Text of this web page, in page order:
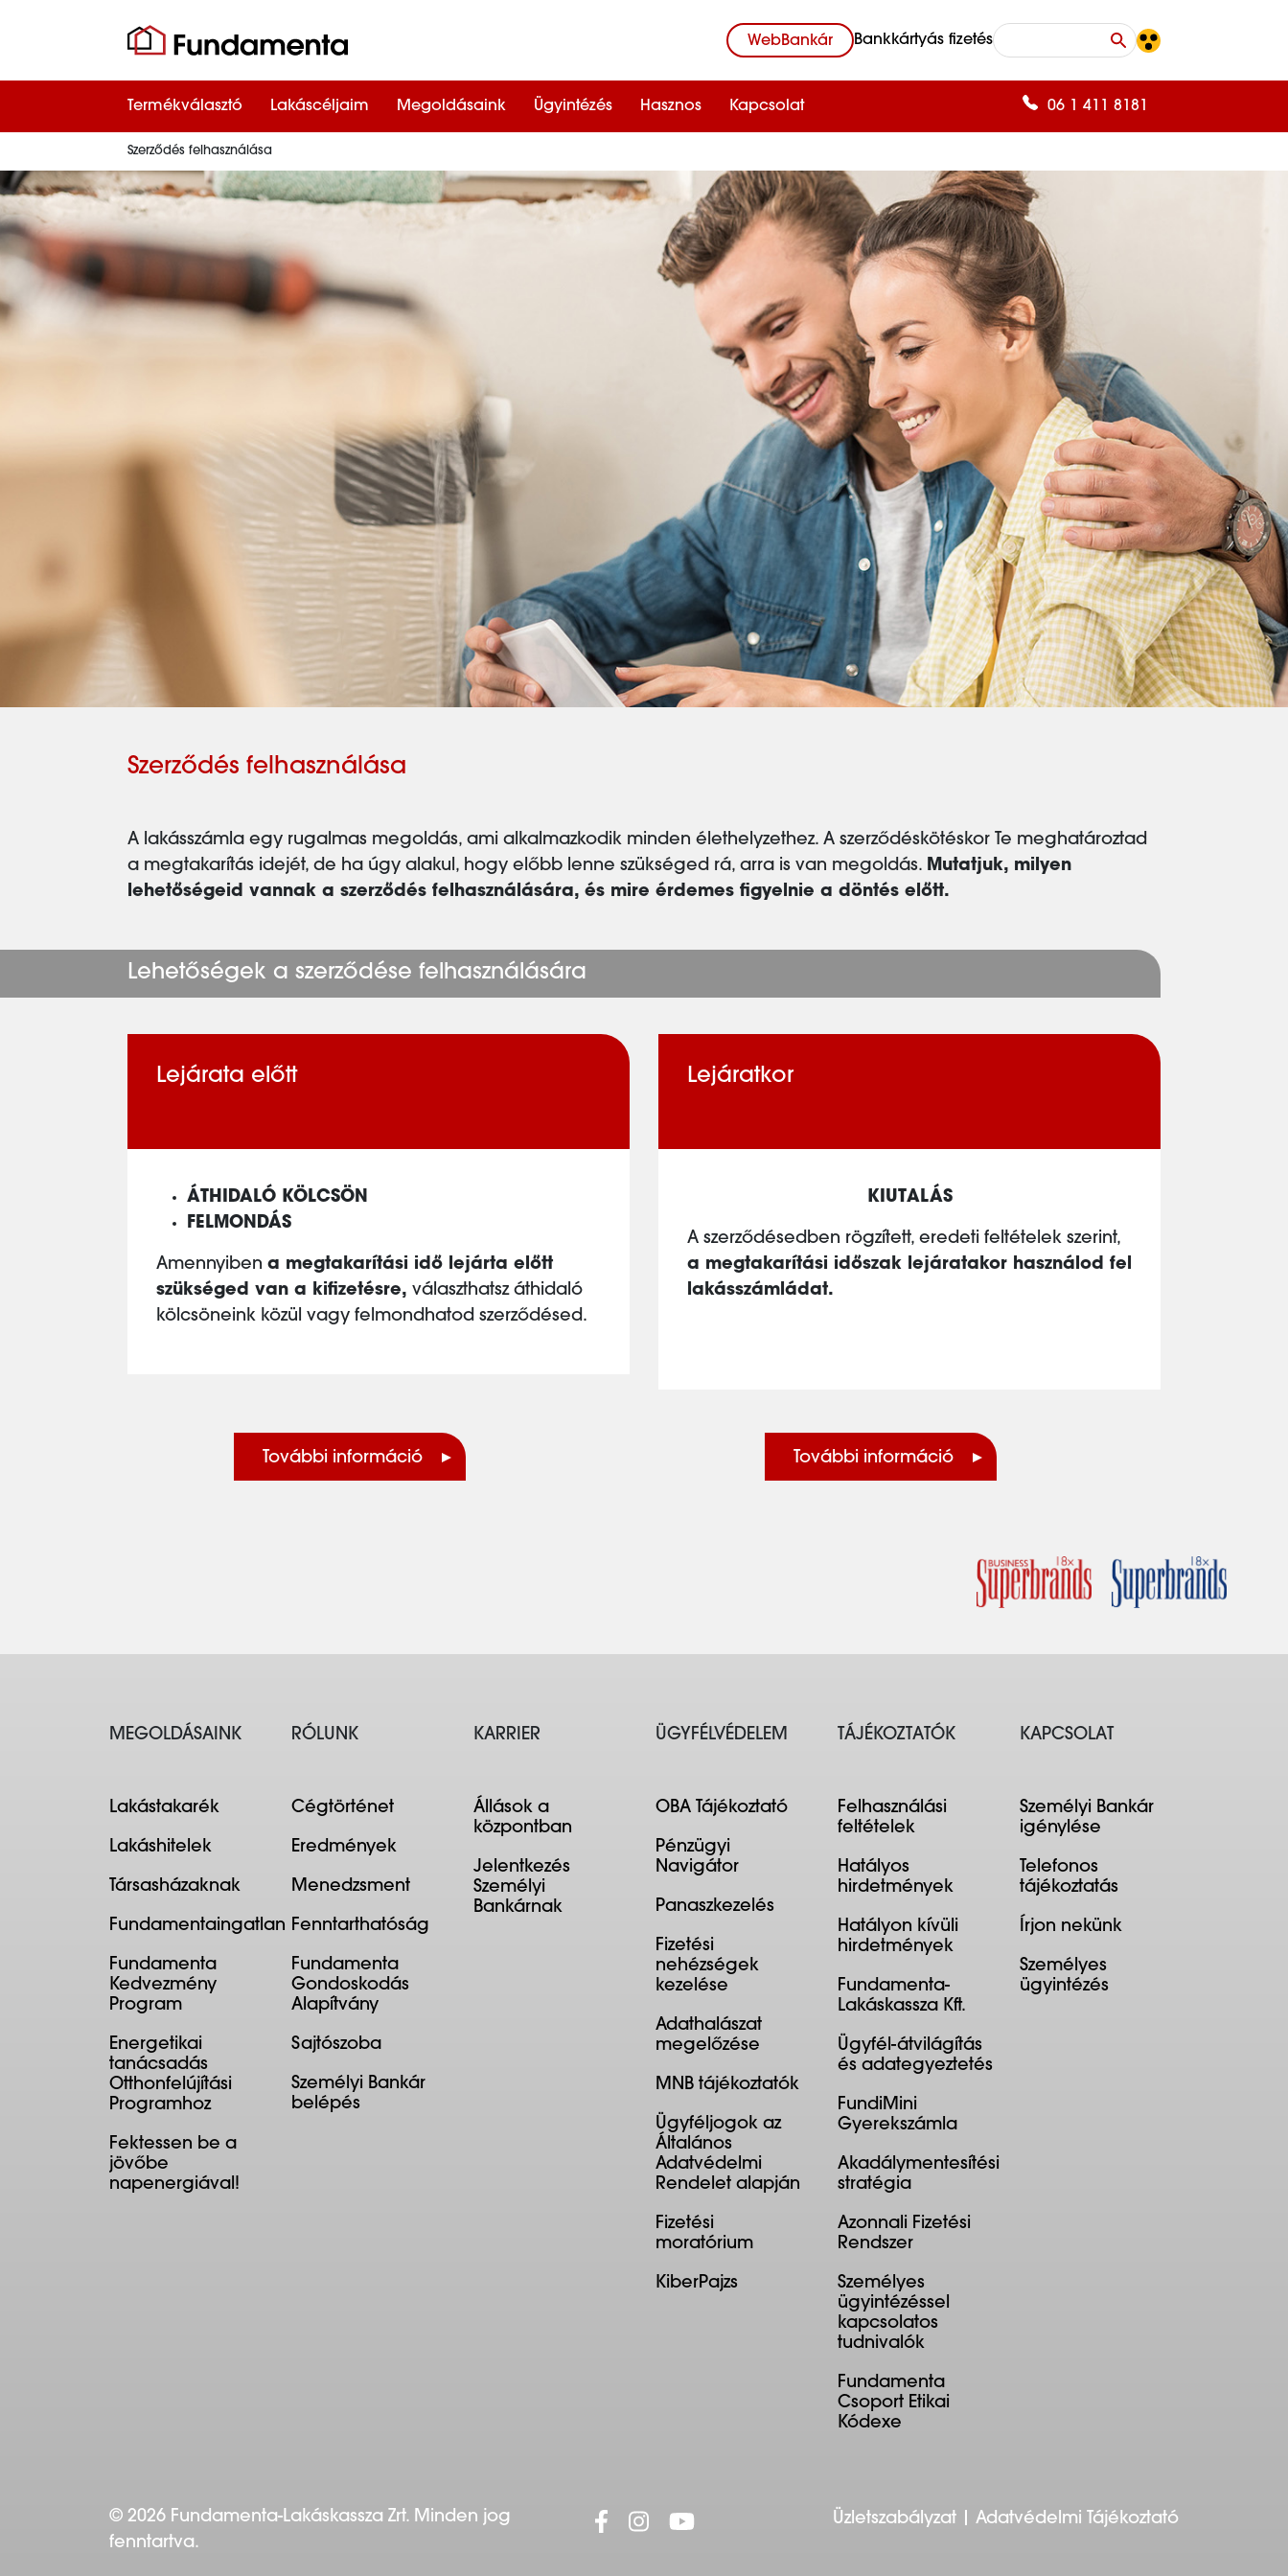
WebBankár Bankkártyás fizetés
Termékválasztó Lakáscéljaim Megoldásaink Ügyintézés Hasznos Kapcsolat 06 1 411 8181
Szerződés felhasználása
Szerződés felhasználása
A lakásszámla egy rugalmas megoldás, ami alkalmazkodik minden élethelyzethez. A szerződéskötéskor Te meghatároztad
a megtakarítás idejét, de ha úgy alakul, hogy előbb lenne szükséged rá, arra is van megoldás. Mutatjuk, milyen
lehetőségeid vannak a szerződés felhasználására, és mire érdemes figyelnie a döntés előtt.
Lehetőségek a szerződése felhasználására
Lejárata előtt
ÁTHIDALÓ KÖLCSÖN
FELMONDÁS
Amennyiben a megtakarítási idő lejárta előtt
szükséged van a kifizetésre, választhatsz áthidaló
kölcsöneink közül vagy felmondhatod szerződésed.
Lejáratkor
KIUTALÁS
A szerződésedben rögzített, eredeti feltételek szerint,
a megtakarítási időszak lejáratakor használod fel
lakásszámládat.
További információ További információ
MEGOLDÁSAINK
Lakástakarék
Lakáshitelek
Társasházaknak
Fundamentaingatlan
Fundamenta
Kedvezmény
Program
Energetikai
tanácsadás
Otthonfelújítási
Programhoz
Fektessen be a
jövőbe
napenergiával!
RÓLUNK
Cégtörténet
Eredmények
Menedzsment
Fenntarthatóság
Fundamenta
Gondoskodás
Alapítvány
Sajtószoba
Személyi Bankár
belépés
KARRIER
Állások a
központban
Jelentkezés
Személyi
Bankárnak
ÜGYFÉLVÉDELEM
OBA Tájékoztató
Pénzügyi
Navigátor
Panaszkezelés
Fizetési
nehézségek
kezelése
Adathalászat
megelőzése
MNB tájékoztatók
Ügyféljogok az
Általános
Adatvédelmi
Rendelet alapján
Fizetési
moratórium
KiberPajzs
TÁJÉKOZTATÓK
Felhasználási
feltételek
Hatályos
hirdetmények
Hatályon kívüli
hirdetmények
Fundamenta-
Lakáskassza Kft.
Ügyfél-átvilágítás
és adategyeztetés
FundiMini
Gyerekszámla
Akadálymentesítési
stratégia
Azonnali Fizetési
Rendszer
Személyes
ügyintézéssel
kapcsolatos
tudnivalók
Fundamenta
Csoport Etikai
Kódexe
KAPCSOLAT
Személyi Bankár
igénylése
Telefonos
tájékoztatás
Írjon nekünk
Személyes
ügyintézés
© 2026 Fundamenta-Lakáskassza Zrt. Minden jog
fenntartva.
Üzletszabályzat Adatvédelmi Tájékoztató